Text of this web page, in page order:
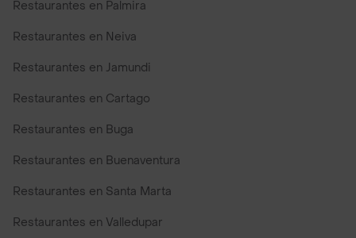
Restaurantes en Palmira
Restaurantes en Neiva
Restaurantes en Jamundi
Restaurantes en Cartago
Restaurantes en Buga
Restaurantes en Buenaventura
Restaurantes en Santa Marta
Restaurantes en Valledupar